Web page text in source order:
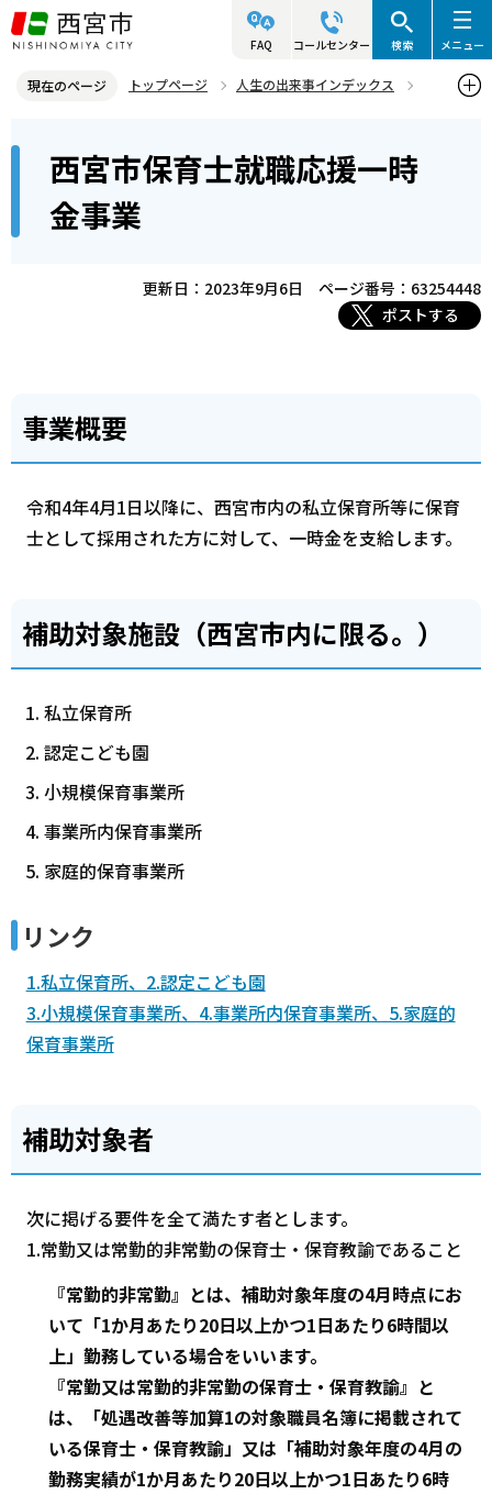
こ
の
ジ
頭
FAQ コールセンター 検索 メニュー
現在のページ トップページ
人生の出来事インデックス
西宮市保育士就職応援一時金事業
西宮市保育士就職応援一時
金事業
更新日：2023年9月6日
ページ番号：63254448
ポストする
事業概要
令和4年4月1日以降に、西宮市内の私立保育所等に保育
士として採用された方に対して、一時金を支給します。
補助対象施設（西宮市内に限る。）
私立保育所
認定こども園
小規模保育事業所
事業所内保育事業所
家庭的保育事業所
リンク
1.私立保育所、2.認定こども園
3.小規模保育事業所、4.事業所内保育事業所、5.家庭的
保育事業所
補助対象者
次に掲げる要件を全て満たす者とします。
1.常勤又は常勤的非常勤の保育士・保育教諭であること
『常勤的非常勤』とは、補助対象年度の4月時点にお
いて「1か月あたり20日以上かつ1日あたり6時間以
上」勤務している場合をいいます。
『常勤又は常勤的非常勤の保育士・保育教諭』と
は、「処遇改善等加算1の対象職員名簿に掲載されて
いる保育士・保育教諭」又は「補助対象年度の4月の
勤務実績が1か月あたり20日以上かつ1日あたり6時